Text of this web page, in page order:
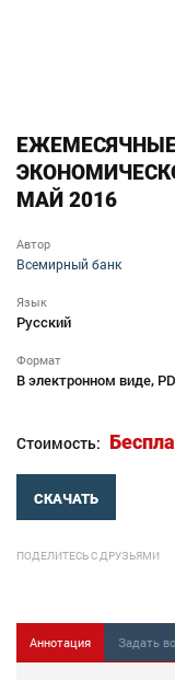
МАЙ 2016
Автор
Всемирный банк
Язык
Русский
Формат
В электронном виде,
Стоимость:
СКАЧАТЬ
ПОДЕЛИТЕСЬ С ДРУЗЬЯМИ
Аннотация Задать